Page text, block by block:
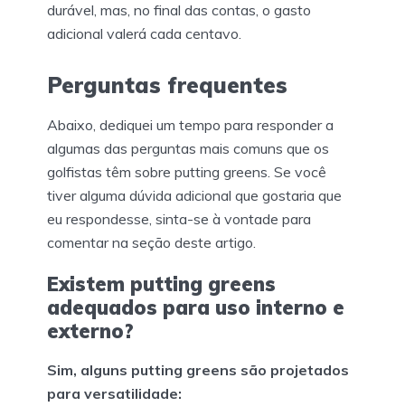
durável, mas, no final das contas, o gasto
adicional valerá cada centavo.
Perguntas frequentes
Abaixo, dediquei um tempo para responder a
algumas das perguntas mais comuns que os
golfistas têm sobre putting greens. Se você
tiver alguma dúvida adicional que gostaria que
eu respondesse, sinta-se à vontade para
comentar na seção deste artigo.
Existem putting greens
adequados para uso interno e
externo?
Sim, alguns putting greens são projetados
para versatilidade: